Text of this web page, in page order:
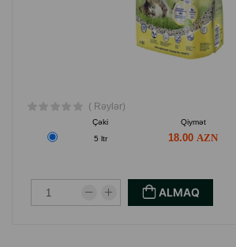
( Rəylər)
Çəki Qiymət
5 ltr
18.00
ALMAQ